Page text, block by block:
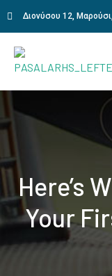
Διονύσου 12,
Here’s
Your